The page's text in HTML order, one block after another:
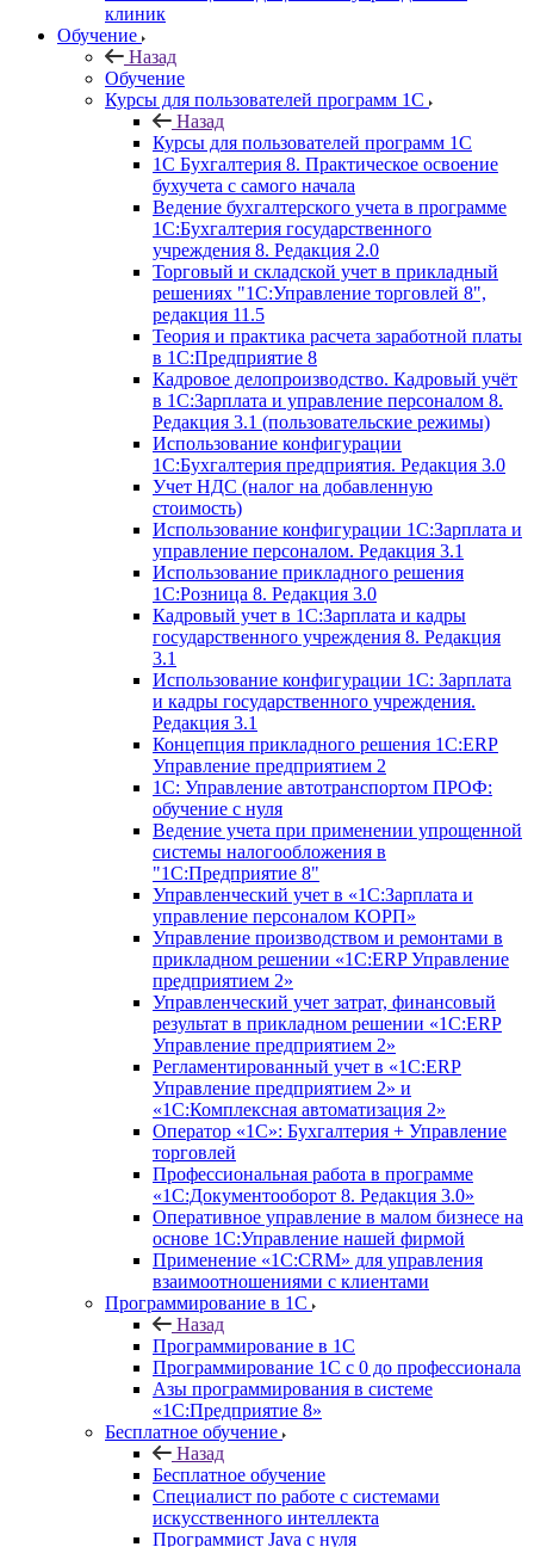
клиник
Обучение
Назад
Обучение
Курсы для пользователей программ 1С
Назад
Курсы для пользователей программ 1С
1С Бухгалтерия 8. Практическое освоение
бухучета с самого начала
Ведение бухгалтерского учета в программе
1С:Бухгалтерия государственного
учреждения 8. Редакция 2.0
Торговый и складской учет в прикладный
решениях "1С:Управление торговлей 8",
редакция 11.5
Теория и практика расчета заработной платы
в 1С:Предприятие 8
Кадровое делопроизводство. Кадровый учёт
в 1С:Зарплата и управление персоналом 8.
Редакция 3.1 (пользовательские режимы)
Использование конфигурации
1С:Бухгалтерия предприятия. Редакция 3.0
Учет НДС (налог на добавленную
стоимость)
Использование конфигурации 1С:Зарплата и
управление персоналом. Редакция 3.1
Использование прикладного решения
1С:Розница 8. Редакция 3.0
Кадровый учет в 1С:Зарплата и кадры
государственного учреждения 8. Редакция
3.1
Использование конфигурации ‎1С: Зарплата
и кадры государственного учреждения.
Редакция 3.1
Концепция прикладного решения 1С:ERP
Управление предприятием 2
1С: Управление автотранспортом ПРОФ:
обучение с нуля
Ведение учета при применении упрощенной
системы налогообложения в
"1С:Предприятие 8"
Управленческий учет в «1C:Зарплата и
управление персоналом КОРП»
Управление производством и ремонтами в
прикладном решении «1С:ERP Управление
предприятием 2»
Управленческий учет затрат, финансовый
результат в прикладном решении «1С:ERP
Управление предприятием 2»
Регламентированный учет в «1С:ERP
Управление предприятием 2» и
«1С:Комплексная автоматизация 2»
Оператор «1С»: Бухгалтерия + Управление
торговлей
Профессиональная работа в программе
«1С:Документооборот 8. Редакция 3.0»
Оперативное управление в малом бизнесе на
основе 1С:Управление нашей фирмой
Применение «1С:CRM» для управления
взаимоотношениями с клиентами
Программирование в 1С
Назад
Программирование в 1С
Программирование 1С с 0 до профессионала
Азы программирования в системе
«1С:Предприятие 8»
Бесплатное обучение
Назад
Бесплатное обучение
Специалист по работе с системами
искусственного интеллекта
Программист Java с нуля